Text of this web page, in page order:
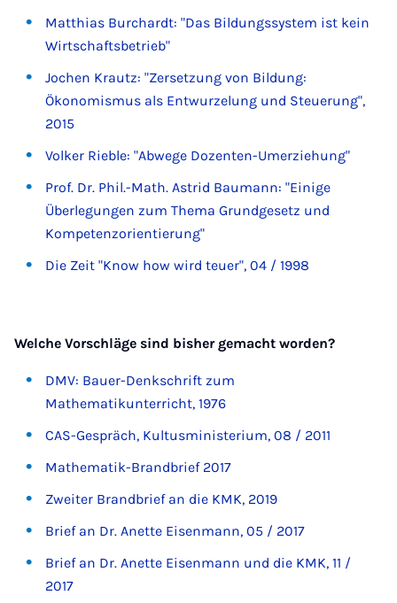
Matthias Burchardt: "Das Bildungssystem ist kein
Wirtschaftsbetrieb"
Jochen Krautz: "Zersetzung von Bildung:
Ökonomismus als Entwurzelung und Steuerung",
2015
Volker Rieble: "Abwege Dozenten-Umerziehung"
Prof. Dr. Phil.-Math. Astrid Baumann: "Einige
Überlegungen zum Thema Grundgesetz und
Kompetenzorientierung"
Die Zeit "Know how wird teuer", 04 / 1998
Welche Vorschläge sind bisher gemacht worden?
DMV: Bauer-Denkschrift zum
Mathematikunterricht, 1976
CAS-Gespräch, Kultusministerium, 08 / 2011
Mathematik-Brandbrief 2017
Zweiter Brandbrief an die KMK, 2019
Brief an Dr. Anette Eisenmann, 05 / 2017
Brief an Dr. Anette Eisenmann und die KMK, 11 /
2017